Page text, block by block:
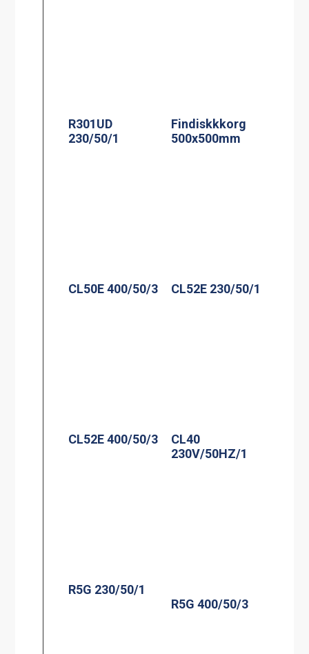
R301UD
230/50/1
Findiskkkorg
500x500mm
CL50E 400/50/3 CL52E 230/50/1
CL52E 400/50/3
CL40
230V/50HZ/1
R5G 230/50/1
R5G 400/50/3